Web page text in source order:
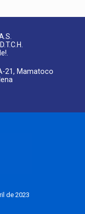
21, Mamatoco
de 2023